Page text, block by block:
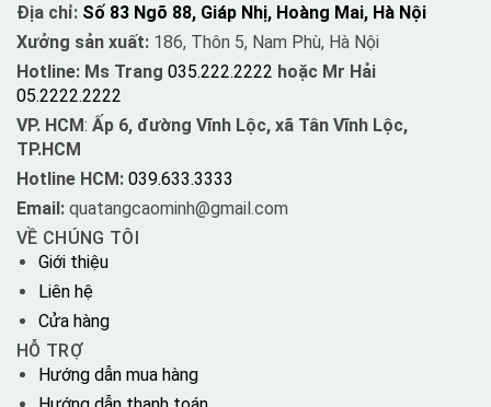
Địa chỉ: Số 83 Ngõ 88, Giáp Nhị, Hoàng Mai, Hà Nội
Xưởng sản xuất: 186, Thôn 5, Nam Phù, Hà Nội
Hotline: Ms Trang 035.222.2222 hoặc Mr Hải
05.2222.2222
VP. HCM: Ấp 6, đường Vĩnh Lộc, xã Tân Vĩnh Lộc,
TP.HCM
Hotline HCM: 039.633.3333
Email: quatangcaominh@gmail.com
VỀ CHÚNG TÔI
Giới thiệu
Liên hệ
Cửa hàng
HỖ TRỢ
Hướng dẫn mua hàng